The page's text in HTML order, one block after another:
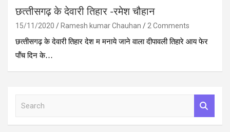
छत्‍तीसगढ़ के देवारी तिहार -रमेश चौहान
15/11/2020 Ramesh kumar Chauhan
2 Comments
छत्‍तीसगढ़ के देवारी तिहार देश म मनाये जाने वाला दीपावली तिहारे आय फेर
पॉंच दिन के…